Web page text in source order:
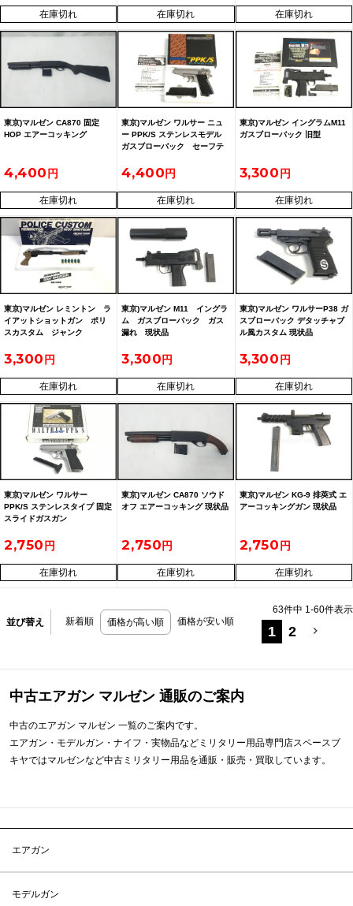
在庫切れ 在庫切れ 在庫切れ
東京)マルゼン CA870 固定
HOP エアーコッキング
4,400
在庫切れ
東京)マルゼン ワルサー ニュ
ー PPK/S ステンレスモデル
ガスブローバック セーフテ
4,400
在庫切れ
東京)マルゼン イングラムM11
ガスブローバック 旧型
3,300
在庫切れ
東京)マルゼン レミントン ラ
イアットショットガン ポリ
スカスタム ジャンク
3,300
在庫切れ
東京)マルゼン M11 イングラ
ム ガスブローバック ガス
漏れ 現状品
3,300
在庫切れ
東京)マルゼン ワルサーP38 ガ
スブローバック デタッチャブ
ル風カスタム 現状品
3,300
在庫切れ
東京)マルゼン ワルサー
PPK/S ステンレスタイプ 固定
スライドガスガン
2,750
在庫切れ
東京)マルゼン CA870 ソウド
オフ エアーコッキング 現状品
2,750
在庫切れ
東京)マルゼン KG-9 排莢式 エ
アーコッキングガン 現状品
2,750
在庫切れ
並び替え 新着順 価格が高い順 価格が安い順
63件中 1-60件表示
1 2
中古エアガン マルゼン 通販のご案内
中古のエアガン マルゼン 一覧のご案内です。
エアガン・モデルガン・ナイフ・実物品などミリタリー用品専門店スペースブ
キヤではマルゼンなど中古ミリタリー用品を通販・販売・買取しています。
エアガン
モデルガン